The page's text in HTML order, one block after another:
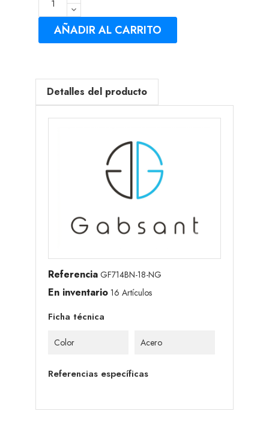
AÑADIR AL CARRITO
Detalles del producto
Referencia GF714BN-18-NG
En inventario 16 Artículos
Ficha técnica
Color Acero
Referencias específicas